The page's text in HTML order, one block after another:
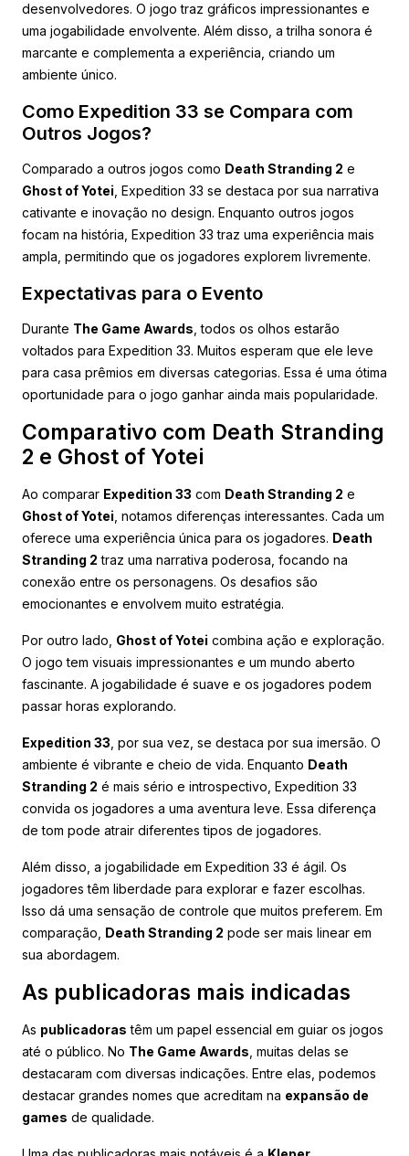
desenvolvedores. O jogo traz gráficos impressionantes e
uma jogabilidade envolvente. Além disso, a trilha sonora é
marcante e complementa a experiência, criando um
ambiente único.
Como Expedition 33 se Compara com
Outros Jogos?
Comparado a outros jogos como Death Stranding 2 e
Ghost of Yotei , Expedition 33 se destaca por sua narrativa
cativante e inovação no design. Enquanto outros jogos
focam na história, Expedition 33 traz uma experiência mais
ampla, permitindo que os jogadores explorem livremente.
Expectativas para o Evento
Durante The Game Awards , todos os olhos estarão
voltados para Expedition 33. Muitos esperam que ele leve
para casa prêmios em diversas categorias. Essa é uma ótima
oportunidade para o jogo ganhar ainda mais popularidade.
Comparativo com Death Stranding
2 e Ghost of Yotei
Ao comparar Expedition 33 com Death Stranding 2 e
Ghost of Yotei , notamos diferenças interessantes. Cada um
oferece uma experiência única para os jogadores. Death
Stranding 2 traz uma narrativa poderosa, focando na
conexão entre os personagens. Os desafios são
emocionantes e envolvem muito estratégia.
Por outro lado, Ghost of Yotei combina ação e exploração.
O jogo tem visuais impressionantes e um mundo aberto
fascinante. A jogabilidade é suave e os jogadores podem
passar horas explorando.
Expedition 33 , por sua vez, se destaca por sua imersão. O
ambiente é vibrante e cheio de vida. Enquanto Death
Stranding 2 é mais sério e introspectivo, Expedition 33
convida os jogadores a uma aventura leve. Essa diferença
de tom pode atrair diferentes tipos de jogadores.
Além disso, a jogabilidade em Expedition 33 é ágil. Os
jogadores têm liberdade para explorar e fazer escolhas.
Isso dá uma sensação de controle que muitos preferem. Em
comparação, Death Stranding 2 pode ser mais linear em
sua abordagem.
As publicadoras mais indicadas
As publicadoras têm um papel essencial em guiar os jogos
até o público. No The Game Awards , muitas delas se
destacaram com diversas indicações. Entre elas, podemos
destacar grandes nomes que acreditam na expansão de
games de qualidade.